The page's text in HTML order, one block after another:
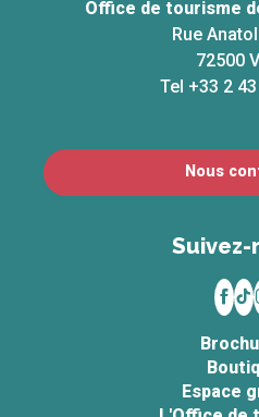
Office de tourisme
Rue
72500
Tel +33 2
Nous
Suivez-
Espace